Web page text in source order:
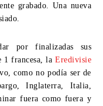
grabado. Una nueva
por finalizadas sus
1 francesa, laEredivisie
como no podía ser de
Inglaterra, Italia,
fuera como fuera y